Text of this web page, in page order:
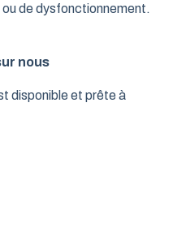
de dysfonctionnement.
nous
disponible et prête à